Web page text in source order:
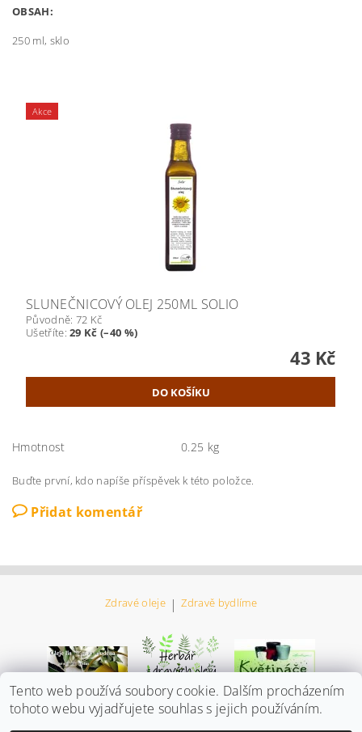
OBSAH:
250 ml, sklo
Akce
SLUNEČNICOVÝ OLEJ 250ML SOLIO
Původně: 72 Kč
Ušetříte:29 Kč (–40 %)
43 Kč
Hmotnost 0.25 kg
Buďte první, kdo napíše příspěvek k této položce.
Přidat komentář
Zdravé oleje | Zdravě bydlíme
Tento web používá soubory cookie. Dalším procházením
tohoto webu vyjadřujete souhlas s jejich používáním.